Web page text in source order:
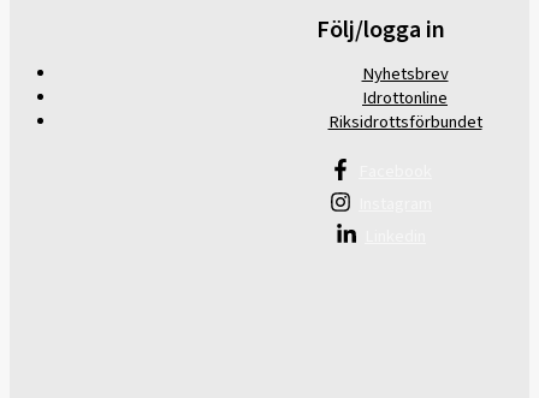
Följ/logga in
Nyhetsbrev
Idrottonline
Riksidrottsförbundet